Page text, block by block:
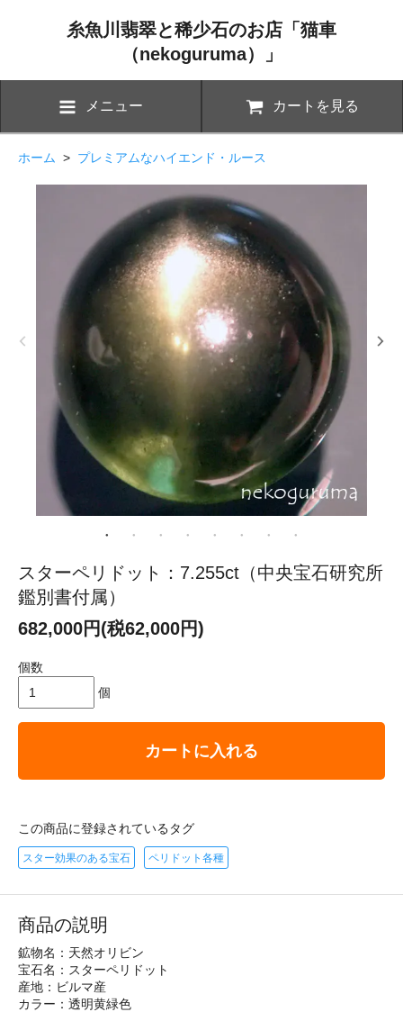
糸魚川翡翠と稀少石のお店「猫車
（nekoguruma）」
メニュー カートを見る
ホーム > プレミアムなハイエンド・ルース
スターペリドット：7.255ct（中央宝石研究所
鑑別書付属）
682,000円(税62,000円)
個数
個
カートに入れる
この商品に登録されているタグ
スター効果のある宝石 ペリドット各種
商品の説明
鉱物名：天然オリビン
宝石名：スターペリドット
産地：ビルマ産
カラー：透明黄緑色